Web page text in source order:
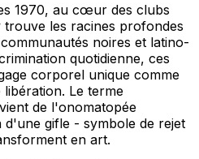
1970, au cœur des clubs
trouve les racines profondes
noires et latino-
quotidienne, ces
corporel unique comme
Le terme
de l'onomatopée
gifle - symbole de rejet
en art.